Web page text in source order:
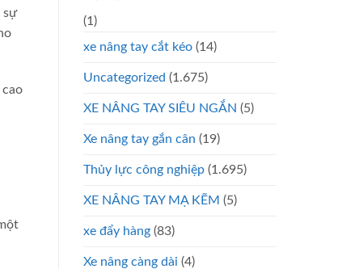
sự
(1)
xe nâng tay cắt kéo (14)
Uncategorized (1.675)
XE NÂNG TAY SIÊU NGẮN (5)
Xe nâng tay gắn cân (19)
Thủy lực công nghiệp (1.695)
XE NÂNG TAY MẠ KẼM (5)
xe đẩy hàng (83)
Xe nâng càng dài (4)